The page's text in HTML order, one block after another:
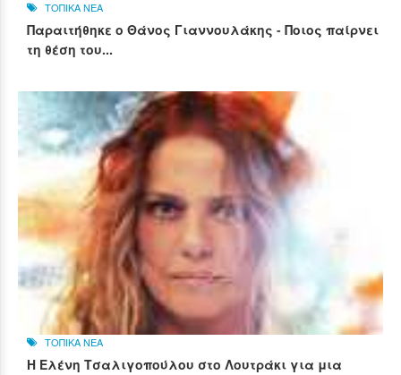
ΤΟΠΙΚΑ ΝΕΑ
Παραιτήθηκε ο Θάνος Γιαννουλάκης - Ποιος παίρνει
τη θέση του...
ΤΟΠΙΚΑ ΝΕΑ
Η Ελένη Τσαλιγοπούλου στο Λουτράκι για μια